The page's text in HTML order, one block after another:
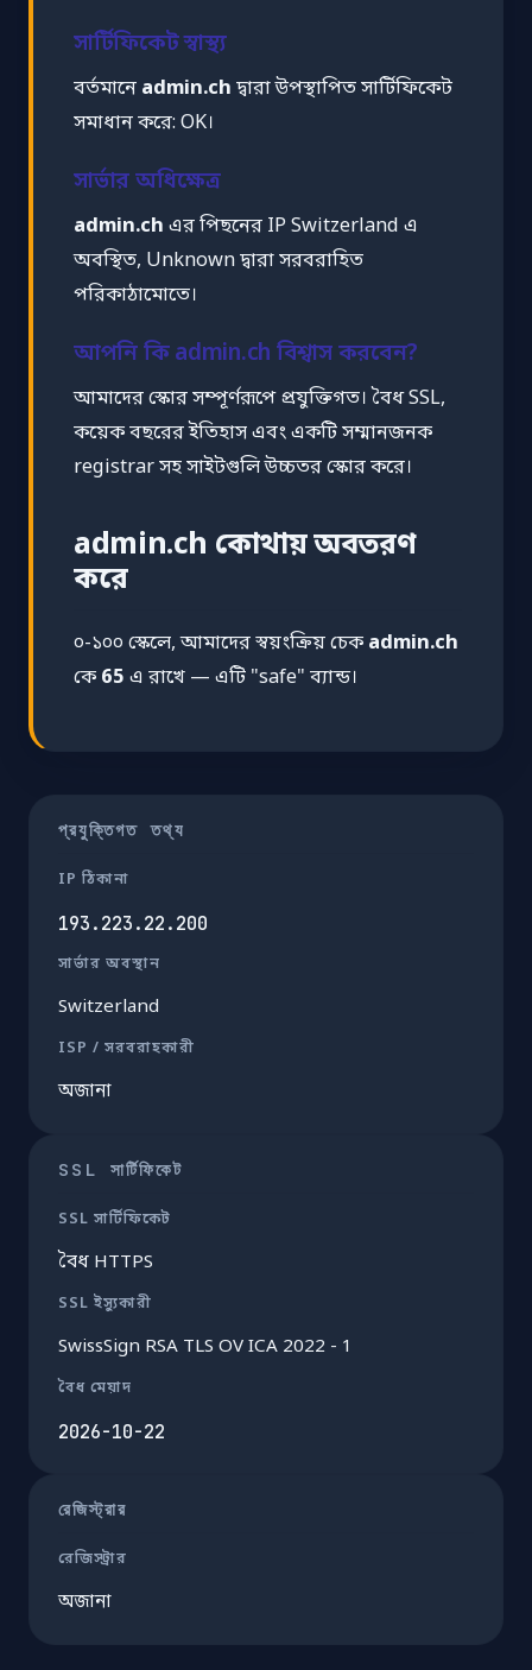
সার্টিফিকেট স্বাস্থ্য
বর্তমানে admin.ch দ্বারা উপস্থাপিত সার্টিফিকেট
সমাধান করে: OK।
সার্ভার অধিক্ষেত্র
admin.ch এর পিছনের IP Switzerland এ
অবস্থিত, Unknown দ্বারা সরবরাহিত
পরিকাঠামোতে।
আপনি কি admin.ch বিশ্বাস করবেন?
আমাদের স্কোর সম্পূর্ণরূপে প্রযুক্তিগত। বৈধ SSL,
কয়েক বছরের ইতিহাস এবং একটি সম্মানজনক
registrar সহ সাইটগুলি উচ্চতর স্কোর করে।
admin.ch কোথায় অবতরণ
করে
০-১০০ স্কেলে, আমাদের স্বয়ংক্রিয় চেক admin.ch
কে 65 এ রাখে — এটি "safe" ব্যান্ড।
প্রযুক্তিগত তথ্য
IP ঠিকানা
193.223.22.200
সার্ভার অবস্থান
Switzerland
ISP / সরবরাহকারী
অজানা
SSL সার্টিফিকেট
SSL সার্টিফিকেট
বৈধ HTTPS
SSL ইস্যুকারী
SwissSign RSA TLS OV ICA 2022 - 1
বৈধ মেয়াদ
2026-10-22
রেজিস্ট্রার
রেজিস্ট্রার
অজানা